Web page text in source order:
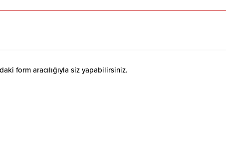
form aracılığıyla siz yapabilirsiniz.